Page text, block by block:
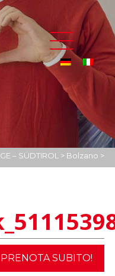
– SÜDTIROL > Bolzano >
PRENOTA SUBITO!